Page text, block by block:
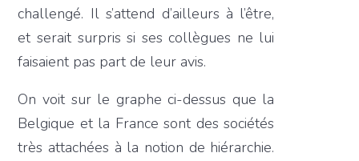
challengé. Il s’attend d’ailleurs à l’être,
et serait surpris si ses collègues ne lui
faisaient pas part de leur avis.
On voit sur le graphe ci-dessus que la
Belgique et la France sont des sociétés
très attachées à la notion de hiérarchie.